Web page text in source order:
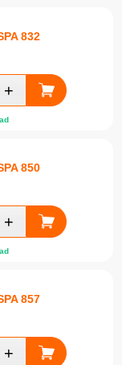
832
850
857